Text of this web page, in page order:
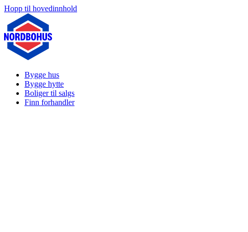
Hopp til hovedinnhold
Bygge hus
Bygge hytte
Boliger til salgs
Finn forhandler